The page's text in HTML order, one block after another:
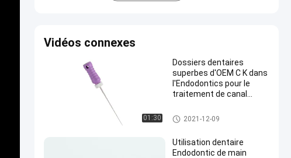
Vidéos connexes
01:30
Dossiers dentaires
superbes d'OEM C K dans
l'Endodontics pour le
traitement de canal
Dossiers dentaires de K
2021-12-09
Utilisation dentaire
Endodontic de main